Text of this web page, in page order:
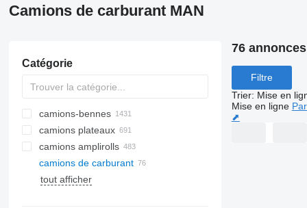
Camions de carburant MAN
Catégorie
camions-bennes
camions plateaux
camions amplirolls
camions de carburant
tout afficher
76
Filtre
Trier: Mise en
Mise en ligne
⬈